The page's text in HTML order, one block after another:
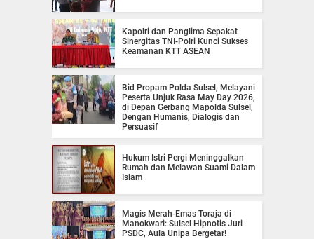
Kapolri dan Panglima Sepakat
Sinergitas TNI-Polri Kunci Sukses
Keamanan KTT ASEAN
Bid Propam Polda Sulsel, Melayani
Peserta Unjuk Rasa May Day 2026,
di Depan Gerbang Mapolda Sulsel,
Dengan Humanis, Dialogis dan
Persuasif
Hukum Istri Pergi Meninggalkan
Rumah dan Melawan Suami Dalam
Islam
Magis Merah-Emas Toraja di
Manokwari: Sulsel Hipnotis Juri
PSDC, Aula Unipa Bergetar!